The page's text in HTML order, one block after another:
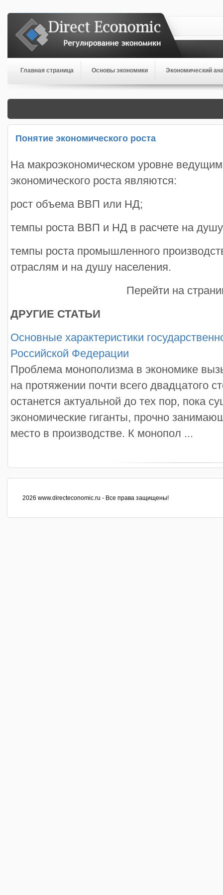
Главная страница Основы экономики Экономический
Понятие экономического роста
На макроэкономическом уровне
экономического роста являются:
рост объема ВВП или НД;
темпы роста ВВП и НД в расчете на
темпы роста промышленного
отраслям и на душу населения.
Перейти на
ДРУГИЕ СТАТЬИ
Основные характеристики
Российской Федерации
Проблема монополизма в экономике
на протяжении почти всего двадцатого
останется актуальной до тех пор, пока
экономические гиганты, прочно
место в производстве. К монопол ...
2026 www.directeconomic.ru - Все права защищены!